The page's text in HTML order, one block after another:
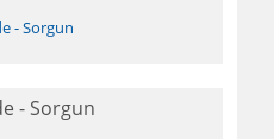
- Sorgun
- Sorgun